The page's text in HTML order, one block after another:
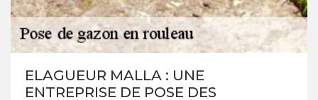
ELAGUEUR MALLA : UNE
ENTREPRISE DE POSE DES